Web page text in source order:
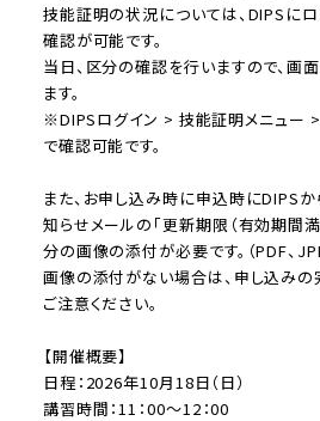
技能証明の状況については、DIPSにロ
確認が可能です。
当日、区分の確認を行いますので、画
ます。
※DIPSログイン > 技能証明メニュー
で確認可能です。
また、お申し込み時に申込時にDIPS
知らせメールの「更新期限（有効期間
分の画像の添付が必要です。（PDF、
画像の添付がない場合は、申し込みの
ご注意ください。
【開催概要】
日程：2026年10月18日（日）
講習時間：11：00～12：00